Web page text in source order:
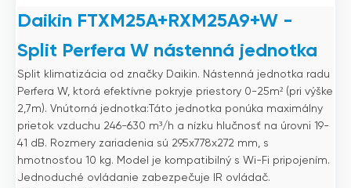
Daikin FTXM25A+RXM25A9+W -
Split Perfera W nástenná jednotka
Split klimatizácia od značky Daikin. Nástenná jednotka radu
Perfera W, ktorá efektívne pokryje priestory 0-25m² (pri výške
2,7m). Vnútorná jednotka:Táto jednotka ponúka maximálny
prietok vzduchu 246-630 m³/h a nízku hlučnosť na úrovni 19-
41 dB. Rozmery zariadenia sú 295x778x272 mm, s
hmotnosťou 10 kg. Model je kompatibilný s Wi-Fi pripojením.
Jednoduché ovládanie zabezpečuje IR ovládač.